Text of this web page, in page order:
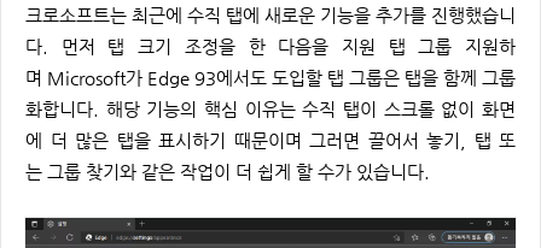
크로소프트는 최근에 수직 탭에 새로운 기능을 추가를 진행했습니
다. 먼저 탭 크기 조정을 한 다음을 지원 탭 그룹 지원하
며 Microsoft가 Edge 93에서도 도입할 탭 그룹은 탭을 함께 그룹
화합니다. 해당 기능의 핵심 이유는 수직 탭이 스크롤 없이 화면
에 더 많은 탭을 표시하기 때문이며 그러면 끌어서 놓기, 탭 또
는 그룹 찾기와 같은 작업이 더 쉽게 할 수가 있습니다.